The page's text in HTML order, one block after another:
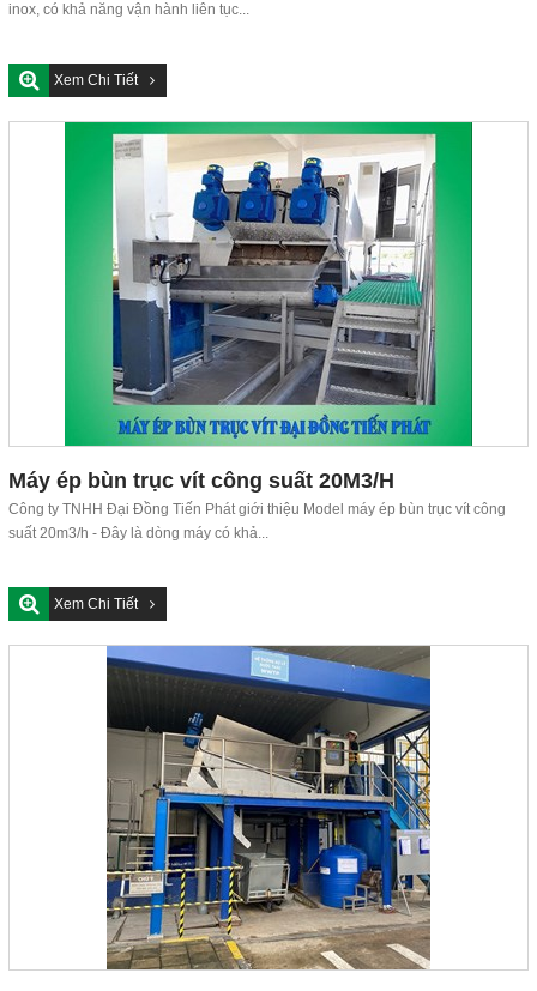
inox, có khả năng vận hành liên tục...
Xem Chi Tiết
Máy ép bùn trục vít công suất 20M3/H
Công ty TNHH Đại Đồng Tiến Phát giới thiệu Model máy ép bùn trục vít công
suất 20m3/h - Đây là dòng máy có khả...
Xem Chi Tiết